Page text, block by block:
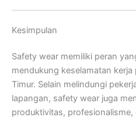
Kesimpulan
Safety wear memiliki peran
mendukung keselamatan
Timur. Selain melindungi
lapangan, safety wear juga
produktivitas,